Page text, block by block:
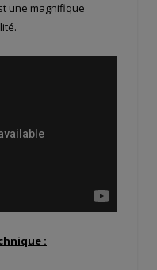
une magnifique
: